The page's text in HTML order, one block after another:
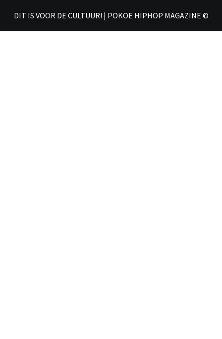
DIT IS VOOR DE CULTUUR! | POKOE HIPHOP MAGAZINE ©